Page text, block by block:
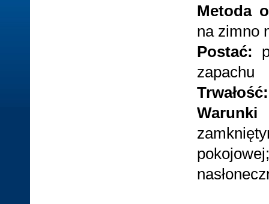
Metoda
na zimno
Postać:
zapachu
Trwałość: